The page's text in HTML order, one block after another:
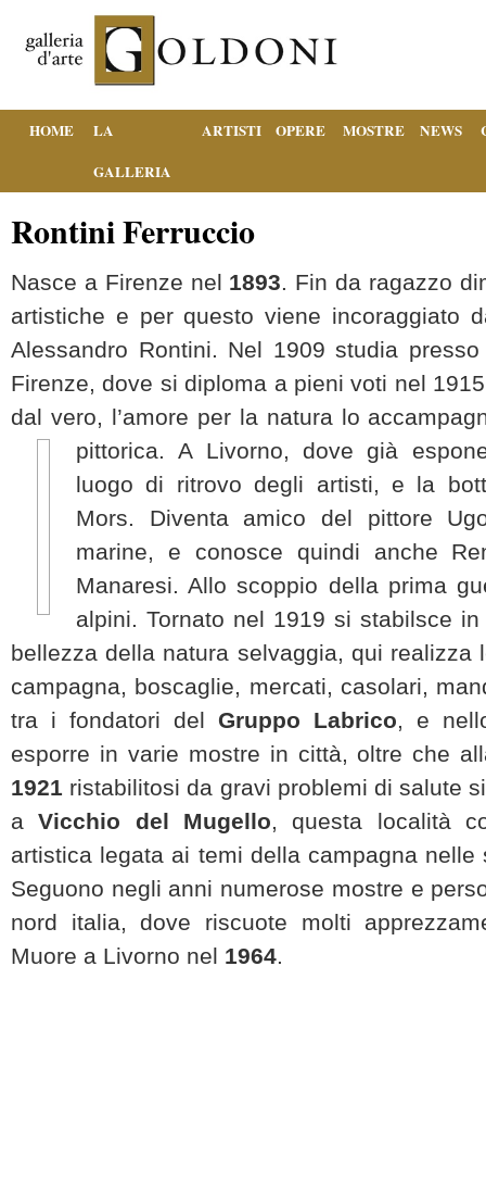
HOME
LA
GALLERIA
ARTISTI OPERE MOSTRE NEWS
Rontini Ferruccio
Nasce a Firenze nel 1893. Fin da ragazzo
artistiche e per questo viene incoraggiato
Alessandro Rontini. Nel 1909 studia
Firenze, dove si diploma a pieni voti nel
dal vero, l’amore per la natura lo
pittorica.A Livorno, dove già
luogo di ritrovo degli artisti, e la
Mors. Diventa amico del pittore
marine, e conosce quindi anche
Manaresi. Allo scoppio della prima
alpini. Tornato nel 1919 si stabilsce
bellezza della natura selvaggia, qui realizza
campagna, boscaglie, mercati, casolari,
tra i fondatori del Gruppo Labrico, e
esporre in varie mostre in città, oltre che
1921 ristabilitosi da gravi problemi di salute
a Vicchio del Mugello, questa località
artistica legata ai temi della campagna
Seguono negli anni numerose mostre e
nord italia, dove riscuote molti
Muore a Livorno nel 1964.